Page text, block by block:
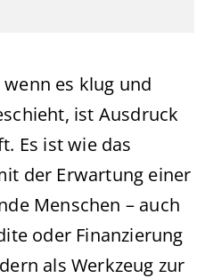
es klug und
ist Ausdruck
Es ist wie das
der Erwartung einer
Menschen – auch
oder Finanzierung
als Werkzeug zur